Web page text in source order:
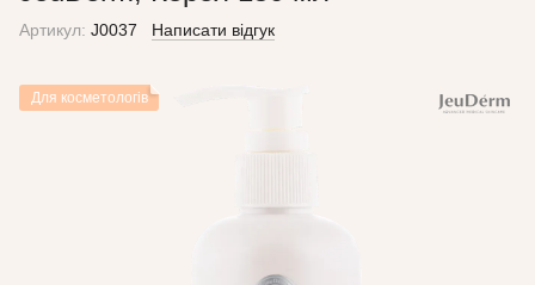
Артикул: J0037 Написати відгук
Для косметологів